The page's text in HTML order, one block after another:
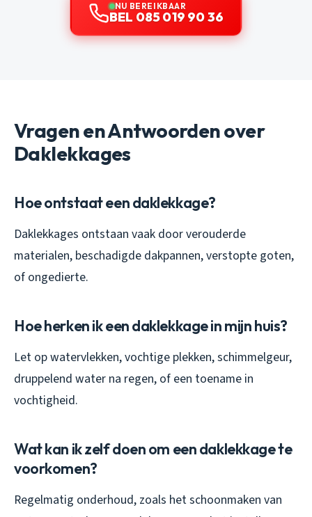
NU BEREIKBAAR
BEL 085 019 90 36
Vragen en Antwoorden over
Daklekkages
Hoe ontstaat een daklekkage?
Daklekkages ontstaan vaak door verouderde
materialen, beschadigde dakpannen, verstopte goten,
of ongedierte.
Hoe herken ik een daklekkage in mijn huis?
Let op watervlekken, vochtige plekken, schimmelgeur,
druppelend water na regen, of een toename in
vochtigheid.
Wat kan ik zelf doen om een daklekkage te
voorkomen?
Regelmatig onderhoud, zoals het schoonmaken van